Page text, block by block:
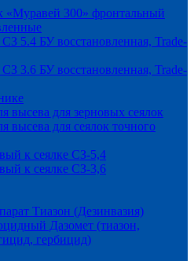
«Муравей 300» фронтальный
СЗ 5.4 БУ восстановленная, Trade-
СЗ 3.6 БУ восстановленная, Trade-
высева для зерновых сеялок
высева для сеялок точного
к сеялке СЗ-5,4
к сеялке СЗ-3,6
Тиазон (Дезинвазия)
Дазомет (тиазон,
гербицид)